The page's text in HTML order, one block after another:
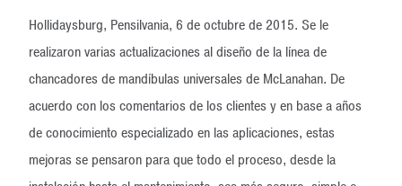
Hollidaysburg, Pensilvania, 6 de octubre de 2015. Se le
realizaron varias actualizaciones al diseño de la línea de
chancadores de mandíbulas universales de McLanahan. De
acuerdo con los comentarios de los clientes y en base a años
de conocimiento especializado en las aplicaciones, estas
mejoras se pensaron para que todo el proceso, desde la